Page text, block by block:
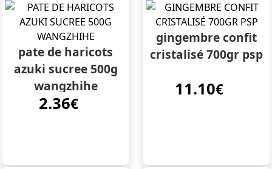
pate de haricots
azuki sucree 500g
wangzhihe
2.36€
gingembre confit
cristalisé 700gr psp
11.10€